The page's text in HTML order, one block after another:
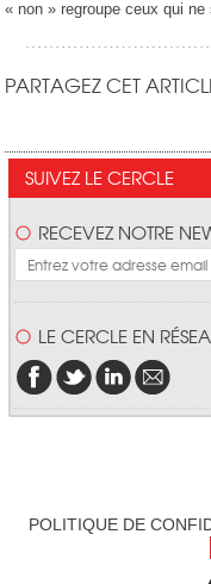
« non » regroupe ceux qui
PARTAGEZ CET
SUIVEZ LE CERCLE
RECEVEZ NOTRE
LE CERCLE EN
POLITIQUE DE